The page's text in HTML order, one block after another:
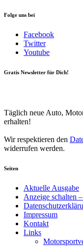
Folge uns bei
Facebook
Twitter
Youtube
Gratis Newsletter für Dich!
Täglich neue Auto,
erhalten!
Wir respektieren den
widerrufen werden.
Seiten
Aktuelle Ausgabe
Anzeige schalten
Impressum
Kontakt
Links